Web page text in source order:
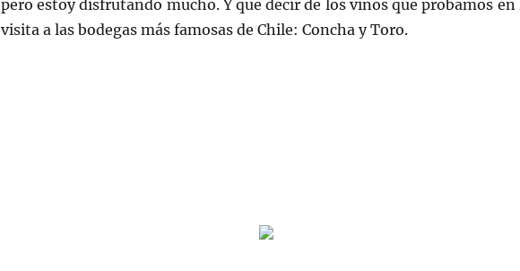
pero estoy disfrutando mucho. Y que decir de los vinos que probamos en
visita a las bodegas más famosas de Chile: Concha y Toro.